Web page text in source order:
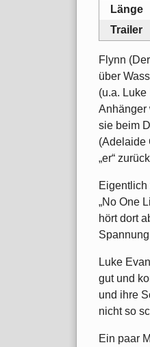
Länge
Trailer
Flynn
über
(u.a.
Anhänger
sie beim
(Adelaide
„er“
„No One
hört dort
Luke
gut und
und ihre
nicht so
Ein paar